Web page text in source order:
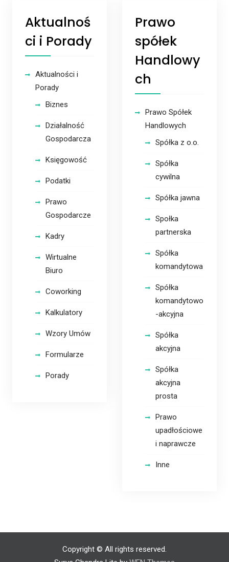
Prawo
spółek
Handlowy
ch
Prawo Spółek
Handlowych
Spółka z o.o.
Spółka
cywilna
Spółka jawna
Społka
partnerska
Spółka
komandytowa
Spółka
komandytowo
-akcyjna
Spółka
akcyjna
Spółka
akcyjna
prosta
Prawo
upadłościowe
i naprawcze
Inne
Aktualnoś
ci i Porady
Aktualności i
Porady
Biznes
Działalność
Gospodarcza
Księgowość
Podatki
Prawo
Gospodarcze
Kadry
Wirtualne
Biuro
Coworking
Kalkulatory
Wzory Umów
Formularze
Porady
Copyright © All rights reserved.